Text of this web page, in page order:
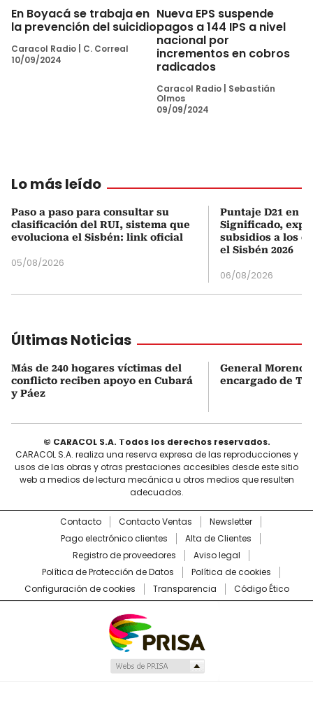
En Boyacá se trabaja en
la prevención del suicidio
Caracol Radio
C. Correal
10/09/2024
Nueva EPS suspende
pagos a 144 IPS a nivel
nacional por
incrementos en cobros
radicados
Caracol Radio
Sebastián
Olmos
09/09/2024
Lo más leído
Paso a paso para consultar su
clasificación del RUI, sistema que
evoluciona el Sisbén: link oficial
05/08/2026
Puntaje D21 en
Significado,
subsidios a los
el Sisbén 2026
06/08/2026
Últimas Noticias
Más de 240 hogares víctimas del
conflicto reciben apoyo en Cubará
y Páez
General Moreno
encargado de
© CARACOL S.A. Todos los derechos reservados.
CARACOL S.A. realiza una reserva expresa de las reproducciones y
usos de las obras y otras prestaciones accesibles desde este sitio
web a medios de lectura mecánica u otros medios que resulten
adecuados.
Contacto Contacto Ventas
Newsletter
Pago electrónico clientes
Alta de Clientes
Registro de proveedores
Aviso legal
Política de Protección de Datos
Política de cookies
Configuración de cookies
Transparencia Código Ético